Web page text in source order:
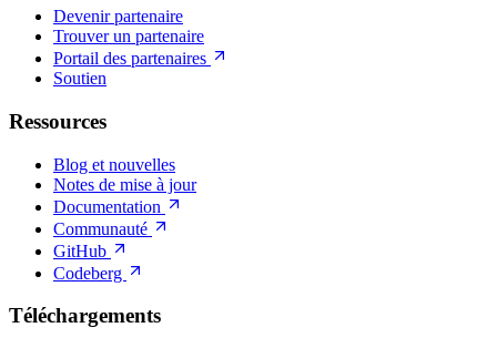
Devenir partenaire
Trouver un partenaire
Portail des partenaires
Soutien
Ressources
Blog et nouvelles
Notes de mise à jour
Documentation
Communauté
GitHub
Codeberg
Téléchargements